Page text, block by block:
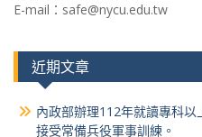
E-mail：safe@nycu.edu.tw
近期文章
內政部辦理112年就讀專科
接受常備兵役軍事訓練。